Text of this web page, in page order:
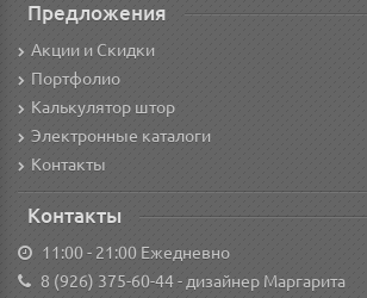
Предложения
Акции и Скидки
Портфолио
Калькулятор штор
Электронные каталоги
Контакты
Контакты
11:00 - 21:00 Ежедневно
8 (926) 375-60-44- дизайнер Маргарита